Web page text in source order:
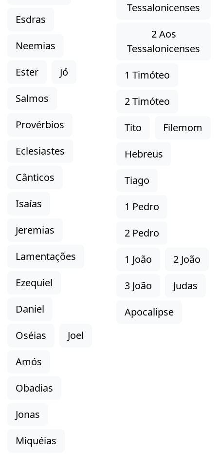
Esdras
Neemias
Ester
Jó
Salmos
Provérbios
Eclesiastes
Cânticos
Isaías
Jeremias
Lamentações
Ezequiel
Daniel
Oséias
Joel
Amós
Obadias
Jonas
Miquéias
Tessalonicenses
2 Aos
Tessalonicenses
1 Timóteo
2 Timóteo
Tito
Filemom
Hebreus
Tiago
1 Pedro
2 Pedro
1 João
2 João
3 João
Judas
Apocalipse